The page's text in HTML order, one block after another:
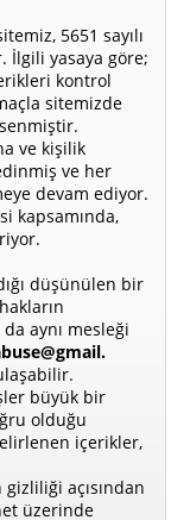
5651 sayılı
İlgili yasaya göre;
kontrol
sitemizde
ve kişilik
ve her
devam ediyor.
kapsamında,
düşünülen bir
aynı mesleği
büyük bir
olduğu
içerikler,
gizliliği açısından
üzerinde